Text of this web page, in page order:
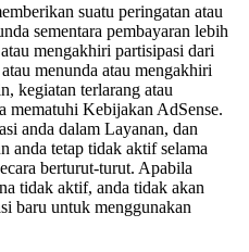
suatu peringatan atau
sementara pembayaran lebih
mengakhiri partisipasi dari
menunda atau mengakhiri
kegiatan terlarang atau
mematuhi Kebijakan AdSense.
anda dalam Layanan, dan
anda tetap tidak aktif selama
berturut-turut. Apabila
tidak aktif, anda tidak akan
baru untuk menggunakan